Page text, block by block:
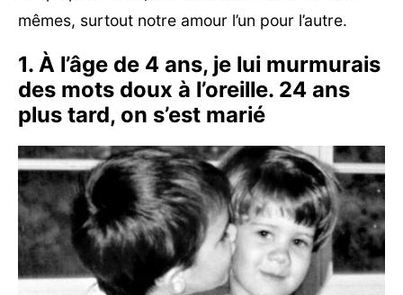
mêmes, surtout notre amour l’un pour l’autre.
1. À l’âge de 4 ans, je lui murmurais
des mots doux à l’oreille. 24 ans
plus tard, on s’est marié